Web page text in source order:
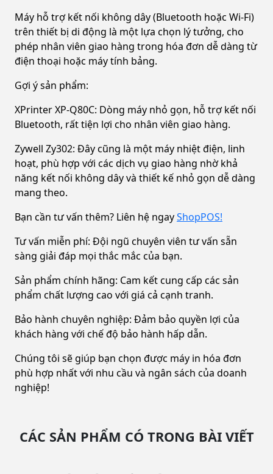
Máy hỗ trợ kết nối không dây (Bluetooth hoặc Wi-Fi)
trên thiết bị di động là một lựa chọn lý tưởng, cho
phép nhân viên giao hàng trong hóa đơn dễ dàng từ
điện thoại hoặc máy tính bảng.
Gợi ý sản phẩm:
XPrinter XP-Q80C: Dòng máy nhỏ gọn, hỗ trợ kết nối
Bluetooth, rất tiện lợi cho nhân viên giao hàng.
Zywell Zy302: Đây cũng là một máy nhiệt điện, linh
hoạt, phù hợp với các dịch vụ giao hàng nhờ khả
năng kết nối không dây và thiết kế nhỏ gọn dễ dàng
mang theo.
Bạn cần tư vấn thêm? Liên hệ ngayShopPOS!
Tư vấn miễn phí: Đội ngũ chuyên viên tư vấn sẵn
sàng giải đáp mọi thắc mắc của bạn.
Sản phẩm chính hãng: Cam kết cung cấp các sản
phẩm chất lượng cao với giá cả cạnh tranh.
Bảo hành chuyên nghiệp: Đảm bảo quyền lợi của
khách hàng với chế độ bảo hành hấp dẫn.
Chúng tôi sẽ giúp bạn chọn được máy in hóa đơn
phù hợp nhất với nhu cầu và ngân sách của doanh
nghiệp!
CÁC SẢN PHẨM CÓ TRONG BÀI VIẾT